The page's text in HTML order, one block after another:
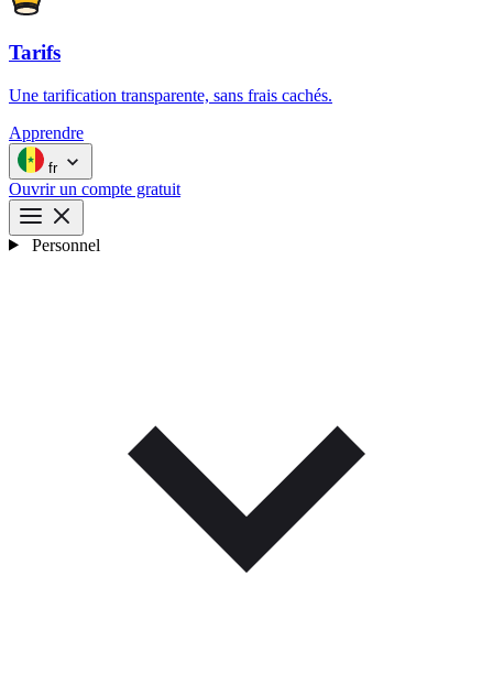
Tarifs
Une tarification transparente, sans frais cachés.
Apprendre
fr
Ouvrir un compte gratuit
Personnel